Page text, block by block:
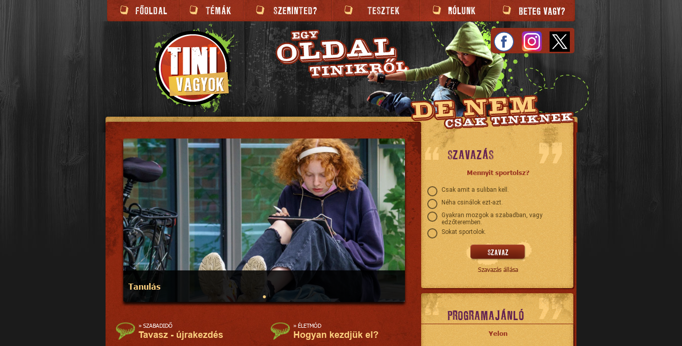
Tanulás
» SZABADIDŐ
Tavasz - újrakezdés
» ÉLETMÓD
Hogyan kezdjük el?
SZAVAZÁS
Mennyit sportolsz?
Csak amit a suliban kell.
Néha csinálok ezt-azt.
Gyakran mozgok a szabadban, vagy
edzőteremben.
Sokat sportolok.
Szavazás állása
PROGRAMAJÁNLÓ
Yelon